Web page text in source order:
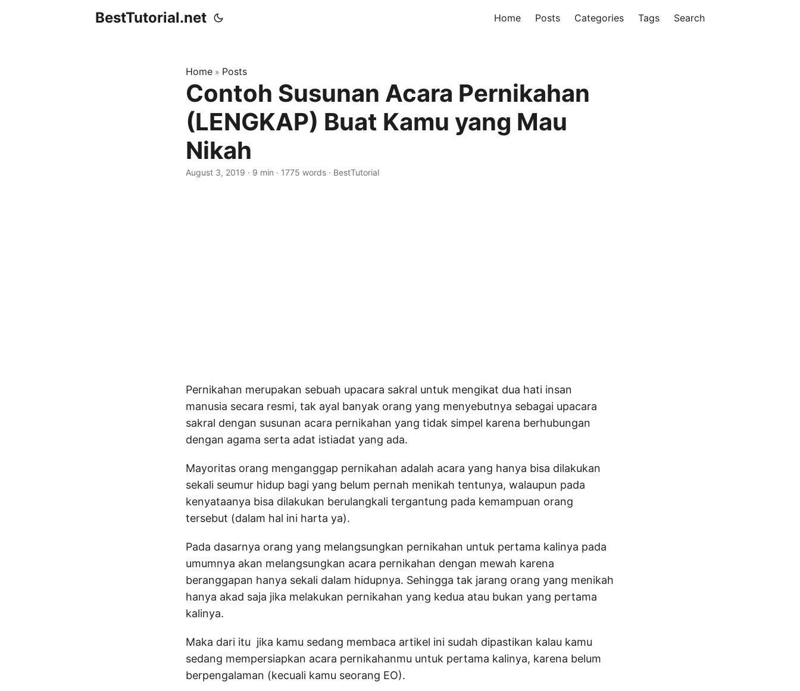
BestTutorial.net Home Posts Categories Tags Search
Home » Posts
Contoh Susunan Acara Pernikahan
(LENGKAP) Buat Kamu yang Mau
Nikah
August 3, 2019 · 9 min · 1775 words · BestTutorial
Pernikahan merupakan sebuah upacara sakral untuk mengikat dua hati insan
manusia secara resmi, tak ayal banyak orang yang menyebutnya sebagai upacara
sakral dengan susunan acara pernikahan yang tidak simpel karena berhubungan
dengan agama serta adat istiadat yang ada.
Mayoritas orang menganggap pernikahan adalah acara yang hanya bisa dilakukan
sekali seumur hidup bagi yang belum pernah menikah tentunya, walaupun pada
kenyataanya bisa dilakukan berulangkali tergantung pada kemampuan orang
tersebut (dalam hal ini harta ya).
Pada dasarnya orang yang melangsungkan pernikahan untuk pertama kalinya pada
umumnya akan melangsungkan acara pernikahan dengan mewah karena
beranggapan hanya sekali dalam hidupnya. Sehingga tak jarang orang yang menikah
hanya akad saja jika melakukan pernikahan yang kedua atau bukan yang pertama
kalinya.
Maka dari itu jika kamu sedang membaca artikel ini sudah dipastikan kalau kamu
sedang mempersiapkan acara pernikahanmu untuk pertama kalinya, karena belum
berpengalaman (kecuali kamu seorang EO).